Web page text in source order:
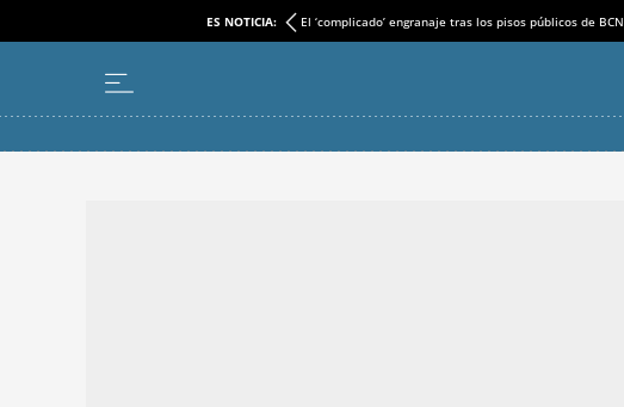
ES NOTICIA: El ‘complicado’ engranaje tras los pisos públicos de BCN